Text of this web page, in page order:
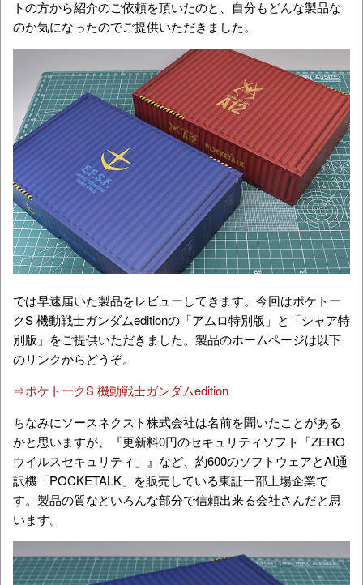
トの方から紹介のご依頼を頂いたのと、自分もどんな製品な
のか気になったのでご提供いただきました。
では早速届いた製品をレビューしてきます。今回はポケトー
クS 機動戦士ガンダムeditionの「アムロ特別版」と「シャア特
別版」をご提供いただきました。製品のホームページは以下
のリンクからどうぞ。
⇒ポケトークS 機動戦士ガンダムedition
ちなみにソースネクスト株式会社は名前を聞いたことがある
かと思いますが、『更新料0円のセキュリティソフト「ZERO
ウイルスセキュリティ」』など、約600のソフトウェアとAI通
訳機「POCKETALK」を販売している東証一部上場企業で
す。製品の質などいろんな部分で信頼出来る会社さんだと思
います。